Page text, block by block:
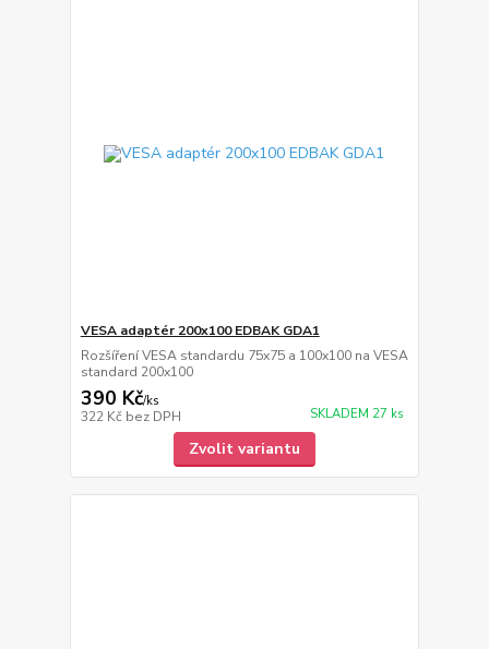
VESA adaptér 200x100 EDBAK GDA1
Rozšíření VESA standardu 75x75 a 100x100 na VESA
standard 200x100
390 Kč/ks
322 Kč bez DPH SKLADEM 27 ks
Zvolit variantu